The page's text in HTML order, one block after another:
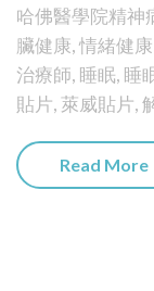
哈佛醫學院精神
臟健康,情緒健康
治療師, 睡眠, 睡
貼片,萊威貼片,
Read More